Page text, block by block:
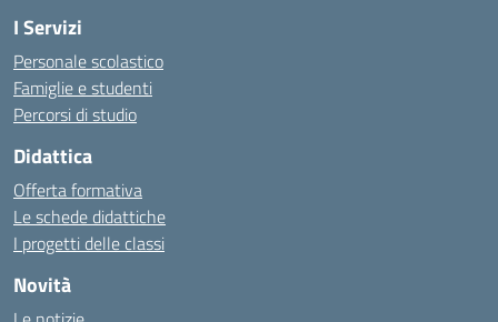
I Servizi
Personale scolastico
Famiglie e studenti
Percorsi di studio
Didattica
Offerta formativa
Le schede didattiche
I progetti delle classi
Novità